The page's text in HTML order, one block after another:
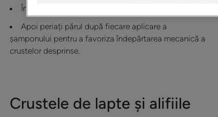
În primul rând, spălați scalpul și părul cu blândețe,
Apoi periați părul după fiecare aplicare a
șamponului pentru a favoriza îndepărtarea mecanică a
crustelor desprinse.
Crustele de lapte și alifiile